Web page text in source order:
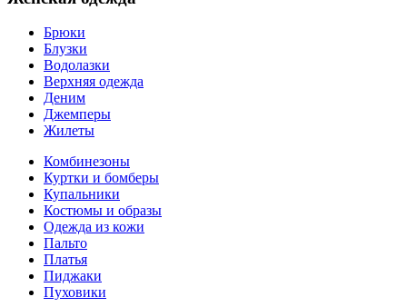
Брюки
Блузки
Водолазки
Верхняя одежда
Деним
Джемперы
Жилеты
Комбинезоны
Куртки и бомберы
Купальники
Костюмы и образы
Одежда из кожи
Пальто
Платья
Пиджаки
Пуховики